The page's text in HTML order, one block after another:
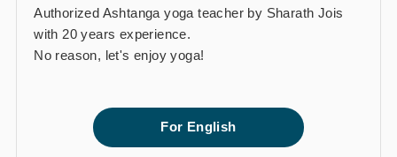
Authorized Ashtanga yoga teacher by Sharath Jois
with 20 years experience.
No reason, let's enjoy yoga!
For English